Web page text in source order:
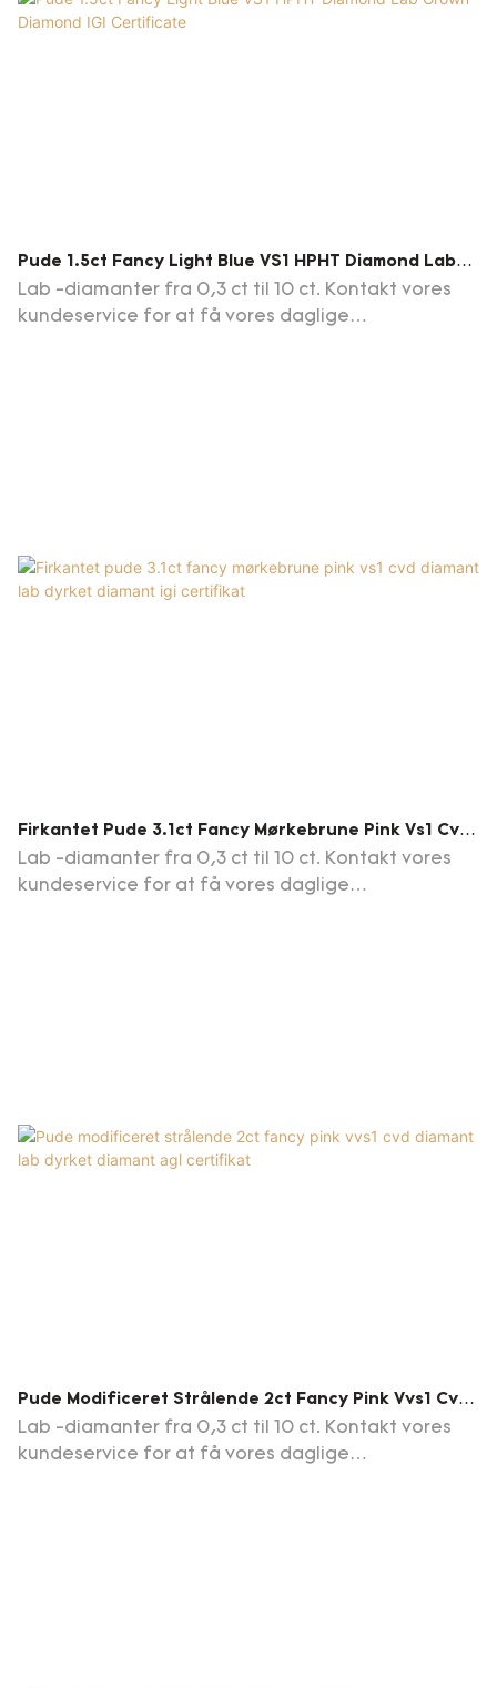
Pude 1.5ct Fancy Light Blue VS1 HPHT Diamond Lab
Grown Diamond IGI Certificate
Lab -diamanter fra 0,3 ct til 10 ct. Kontakt vores
kundeservice for at få vores daglige
Firkantet Pude 3.1ct Fancy Mørkebrune Pink Vs1 Cvd
Diamant Lab Dyrket Diamant Igi Certifikat
Lab -diamanter fra 0,3 ct til 10 ct. Kontakt vores
kundeservice for at få vores daglige
Pude Modificeret Strålende 2ct Fancy Pink Vvs1 Cvd
Diamant Lab Dyrket Diamant Agl Certifikat
Lab -diamanter fra 0,3 ct til 10 ct. Kontakt vores
kundeservice for at få vores daglige